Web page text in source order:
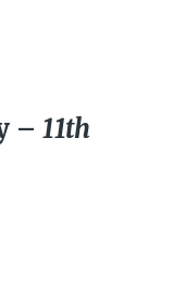
– 11th